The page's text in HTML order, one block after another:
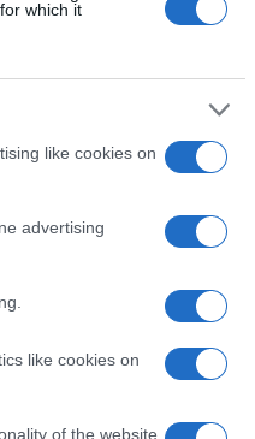
which it
like cookies on
advertising
like cookies on
of the website
cosa ne